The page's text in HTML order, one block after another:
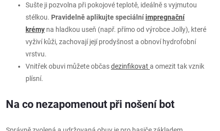
Sušte ji pozvolna při pokojové teplotě, ideálně s vyjmutou
stélkou. Pravidelně aplikujte speciálníimpregnační
krémy na hladkou useň (např. přímo od výrobce Jolly), které
vyživí kůži, zachovají její prodyšnost a obnoví hydrofobní
vrstvu.
Vnitřek obuvi můžete občasdezinfikovat a omezit tak vznik
plísní.
Na co nezapomenout při nošení bot